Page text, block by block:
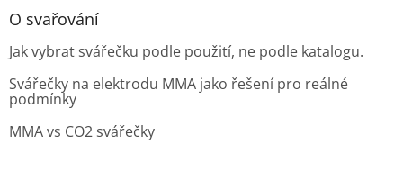
O svařování
Jak vybrat svářečku podle použití, ne podle katalogu.
Svářečky na elektrodu MMA jako řešení pro reálné
podmínky
MMA vs CO2 svářečky